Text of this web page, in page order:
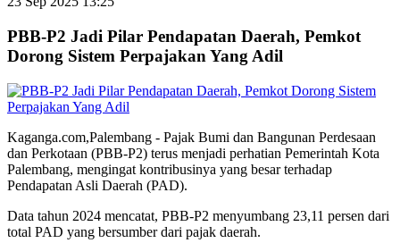
PBB-P2 Jadi Pilar Pendapatan Daerah, Pemkot
Dorong Sistem Perpajakan Yang Adil
Kaganga.com,Palembang - Pajak Bumi dan Bangunan Perdesaan
dan Perkotaan (PBB-P2) terus menjadi perhatian Pemerintah Kota
Palembang, mengingat kontribusinya yang besar terhadap
Pendapatan Asli Daerah (PAD).
Data tahun 2024 mencatat, PBB-P2 menyumbang 23,11 persen dari
total PAD yang bersumber dari pajak daerah.